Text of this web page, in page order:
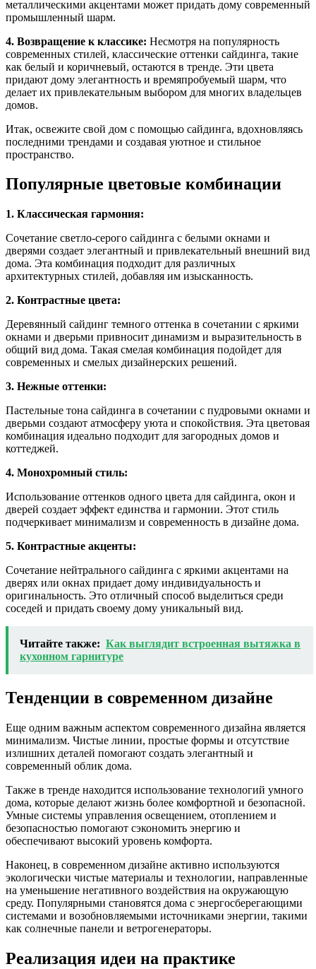
металлическими акцентами может придать дому современный
промышленный шарм.
4. Возвращение к классике: Несмотря на популярность
современных стилей, классические оттенки сайдинга, такие
как белый и коричневый, остаются в тренде. Эти цвета
придают дому элегантность и времяпробуемый шарм, что
делает их привлекательным выбором для многих владельцев
домов.
Итак, освежите свой дом с помощью сайдинга, вдохновляясь
последними трендами и создавая уютное и стильное
пространство.
Популярные цветовые комбинации
1. Классическая гармония:
Сочетание светло-серого сайдинга с белыми окнами и
дверями создает элегантный и привлекательный внешний вид
дома. Эта комбинация подходит для различных
архитектурных стилей, добавляя им изысканность.
2. Контрастные цвета:
Деревянный сайдинг темного оттенка в сочетании с яркими
окнами и дверьми привносит динамизм и выразительность в
общий вид дома. Такая смелая комбинация подойдет для
современных и смелых дизайнерских решений.
3. Нежные оттенки:
Пастельные тона сайдинга в сочетании с пудровыми окнами и
дверьми создают атмосферу уюта и спокойствия. Эта цветовая
комбинация идеально подходит для загородных домов и
коттеджей.
4. Монохромный стиль:
Использование оттенков одного цвета для сайдинга, окон и
дверей создает эффект единства и гармонии. Этот стиль
подчеркивает минимализм и современность в дизайне дома.
5. Контрастные акценты:
Сочетание нейтрального сайдинга с яркими акцентами на
дверях или окнах придает дому индивидуальность и
оригинальность. Это отличный способ выделиться среди
соседей и придать своему дому уникальный вид.
Читайте также: Как выглядит встроенная вытяжка в
кухонном гарнитуре
Тенденции в современном дизайне
Еще одним важным аспектом современного дизайна является
минимализм. Чистые линии, простые формы и отсутствие
излишних деталей помогают создать элегантный и
современный облик дома.
Также в тренде находится использование технологий умного
дома, которые делают жизнь более комфортной и безопасной.
Умные системы управления освещением, отоплением и
безопасностью помогают сэкономить энергию и
обеспечивают высокий уровень комфорта.
Наконец, в современном дизайне активно используются
экологически чистые материалы и технологии, направленные
на уменьшение негативного воздействия на окружающую
среду. Популярными становятся дома с энергосберегающими
системами и возобновляемыми источниками энергии, такими
как солнечные панели и ветрогенераторы.
Реализация идеи на практике